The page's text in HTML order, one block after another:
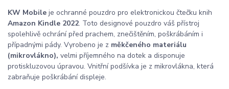
KW Mobile je ochranné pouzdro pro elektronickou čtečku knih
Amazon Kindle 2022. Toto designové pouzdro váš přístroj
spolehlivě ochrání před prachem, znečištěním, poškrábáním i
případnými pády. Vyrobeno je z měkčeného materiálu
(mikrovlákno), velmi příjemného na dotek a disponuje
protiskluzovou úpravou. Vnitřní podšívka je z mikrovlákna, která
zabraňuje poškrábání displeje.